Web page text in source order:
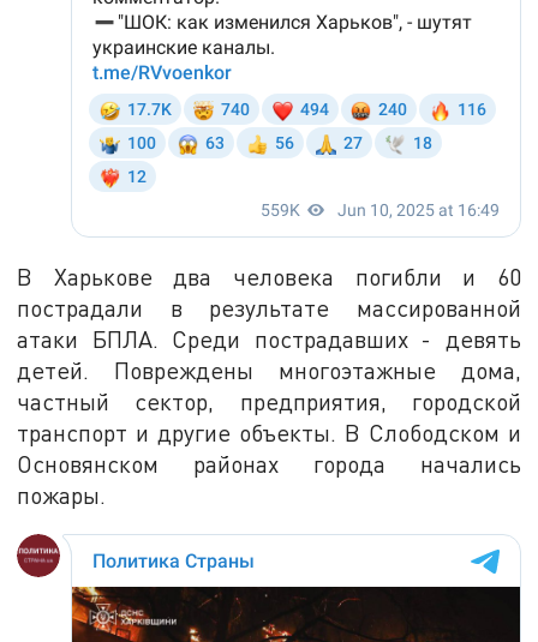
В Харькове два человека погибли и 60
пострадали в результате массированной
атаки БПЛА. Среди пострадавших - девять
детей. Повреждены многоэтажные дома,
частный сектор, предприятия, городской
транспорт и другие объекты. В Слободском и
Основянском районах города начались
пожары.